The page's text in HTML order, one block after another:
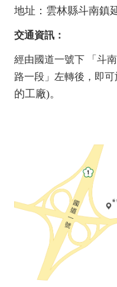
地址：雲林縣斗南鎮
交通資訊：
經由國道一號下 「斗
路一段」左轉後，即
的工廠)。